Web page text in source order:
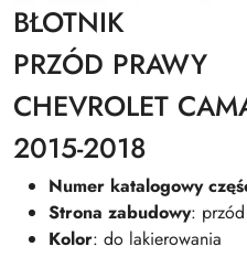
BŁOTNIK
PRZÓD PRAWY
CHEVROLET
2015-2018
Numer katalogowy
Strona zabudowy: przód
Kolor: do lakierowania